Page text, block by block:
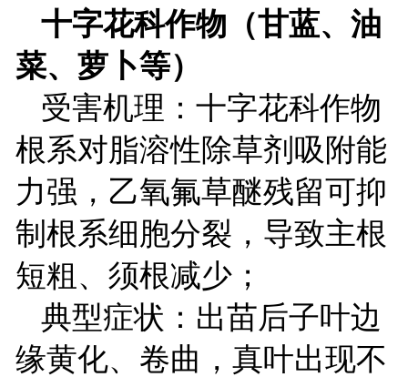
十字花科作物（甘蓝、油
菜、萝卜等）
受害机理：十字花科作物
根系对脂溶性除草剂吸附能
力强，乙氧氟草醚残留可抑
制根系细胞分裂，导致主根
短粗、须根减少；
典型症状：出苗后子叶边
缘黄化、卷曲，真叶出现不